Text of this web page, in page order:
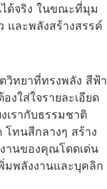
ด้จริง ในขณะที่มุม
และพลังสร้างสรรค์
วิทยาที่ทรงพลัง สีฟ้า
งใส่ใจรายละเอียด
เรากับธรรมชาติ
โทนสีกลางๆ สร้าง
านของคุณโดดเด่น
มพลังงานและบุคลิก